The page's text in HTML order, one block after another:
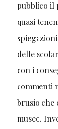
pubblico il
quasi
delle
con i
commenti
brusio che
museo.